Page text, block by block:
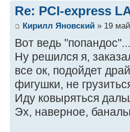
Re: PCI-express
Кирилл Яновский » 19
Вот ведь
Ну решился я,
все ок, подойдет
фигушки, не
Иду ковыряться
Эх, наверное,